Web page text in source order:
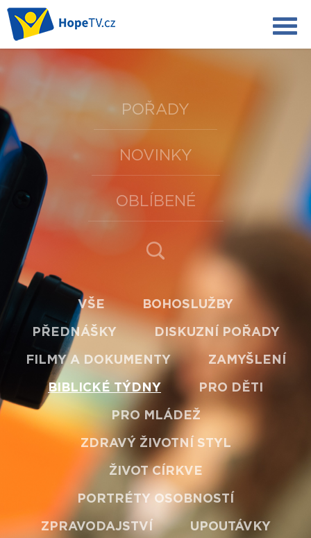
POŘADY
NOVINKY
OBLÍBENÉ
VŠE BOHOSLUŽBY
PŘEDNÁŠKY DISKUZNÍ POŘADY
FILMY A DOKUMENTY ZAMYŠLENÍ
BIBLICKÉ TÝDNY PRO DĚTI
PRO MLÁDEŽ
ZDRAVÝ ŽIVOTNÍ STYL
ŽIVOT CÍRKVE
PORTRÉTY OSOBNOSTÍ
ZPRAVODAJSTVÍ UPOUTÁVKY